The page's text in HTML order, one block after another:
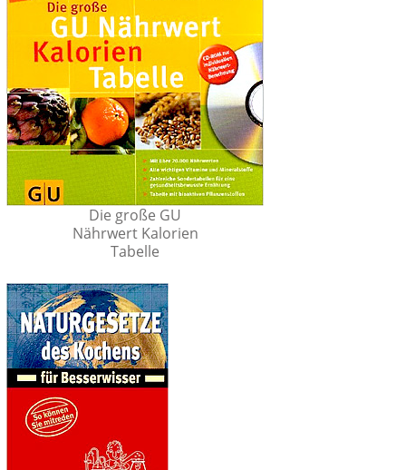
Die große GU
Nährwert Kalorien
Tabelle